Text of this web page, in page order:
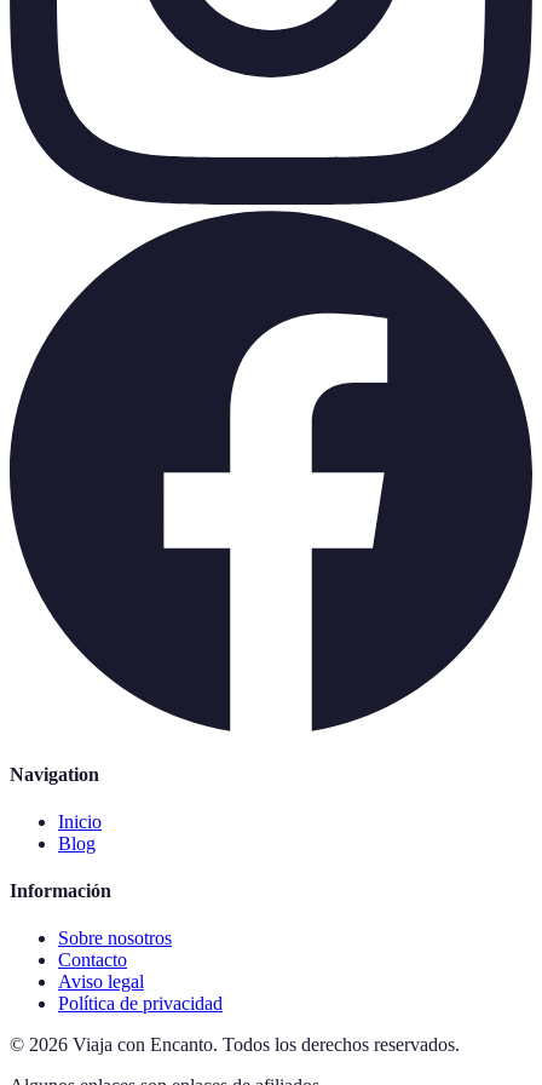
Navigation
Inicio
Blog
Información
Sobre nosotros
Contacto
Aviso legal
Política de privacidad
© 2026 Viaja con Encanto. Todos los derechos reservados.